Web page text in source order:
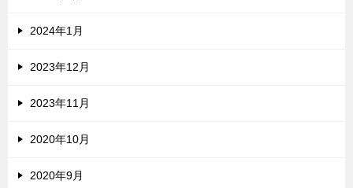
2024年1月
2023年12月
2023年11月
2020年10月
2020年9月